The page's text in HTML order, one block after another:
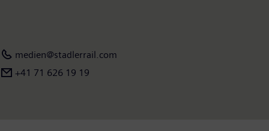
medien@stadlerrail.com
+41 71 626 19 19